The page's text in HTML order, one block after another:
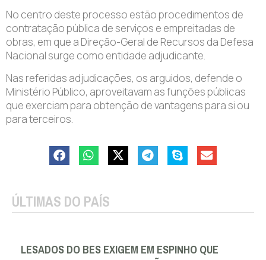
No centro deste processo estão procedimentos de
contratação pública de serviços e empreitadas de
obras, em que a Direção-Geral de Recursos da Defesa
Nacional surge como entidade adjudicante.
Nas referidas adjudicações, os arguidos, defende o
Ministério Público, aproveitavam as funções públicas
que exerciam para obtenção de vantagens para si ou
para terceiros.
ÚLTIMAS DO PAÍS
LESADOS DO BES EXIGEM EM ESPINHO QUE